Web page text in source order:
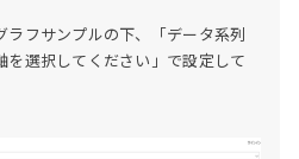
フサンプルの下、「データ系列
を選択してください」で設定して